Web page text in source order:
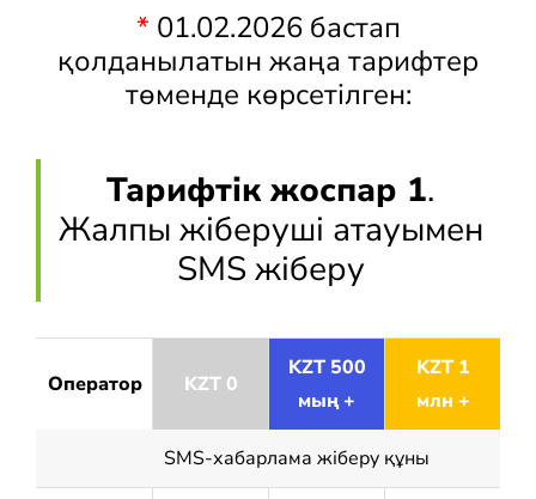
* 01.02.2026 бастап
қолданылатын жаңа тарифтер
төменде көрсетілген:
Тарифтік жоспар 1.
Жалпы жіберуші атауымен
SMS жіберу
Оператор KZT 0
KZT 500
мың +
KZT 1
млн +
SMS-хабарлама жіберу құны